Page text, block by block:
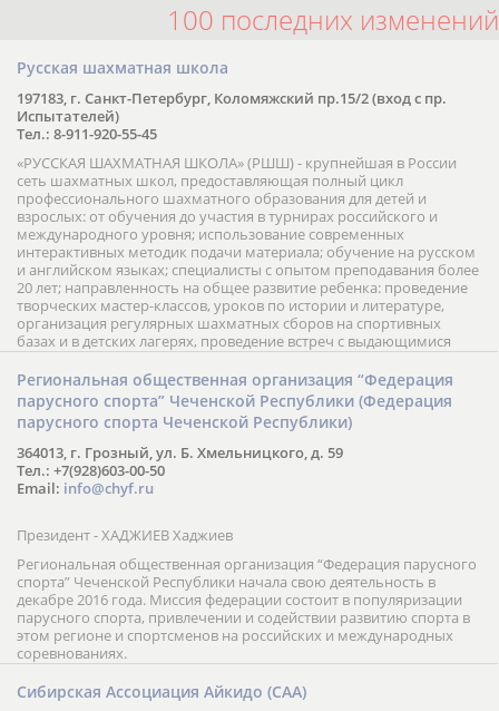
100 последних изменений
Русская шахматная школа
197183, г. Санкт-Петербург, Коломяжский пр.15/2 (вход с пр.
Испытателей)
Тел.: 8-911-920-55-45
«РУССКАЯ ШАХМАТНАЯ ШКОЛА» (РШШ) - крупнейшая в России
сеть шахматных школ, предоставляющая полный цикл
профессионального шахматного образования для детей и
взрослых: от обучения до участия в турнирах российского и
международного уровня; использование современных
интерактивных методик подачи материала; обучение на русском
и английском языках; специалисты с опытом преподавания более
20 лет; направленность на общее развитие ребенка: проведение
творческих мастер-классов, уроков по истории и литературе,
организация регулярных шахматных сборов на спортивных
базах и в детских лагерях, проведение встреч с выдающимися
шахматистами; корпоративное обучение; онлайн обучение в
форме вебинаров и индивидуальных занятий, круглые столы
российских и международных тренеров, организация фестивалей;
онлайн трансляция мероприятий и турниров.
Региональная общественная организация “Федерация
парусного спорта” Чеченской Республики (Федерация
парусного спорта Чеченской Республики)
364013, г. Грозный, ул. Б. Хмельницкого, д. 59
Тел.: +7(928)603-00-50
Email: info@chyf.ru
Президент - ХАДЖИЕВ Хаджиев
Региональная общественная организация “Федерация парусного
спорта” Чеченской Республики начала свою деятельность в
декабре 2016 года. Миссия федерации состоит в популяризации
парусного спорта, привлечении и содействии развитию спорта в
этом регионе и спортсменов на российских и международных
соревнованиях.
Сибирская Ассоциация Айкидо (САА)